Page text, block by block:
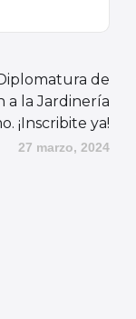
de
a la Jardinería
¡Inscribite ya!
27 marzo, 2024